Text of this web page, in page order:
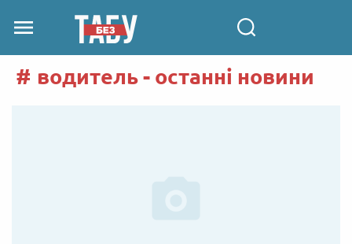
водитель - останні новини